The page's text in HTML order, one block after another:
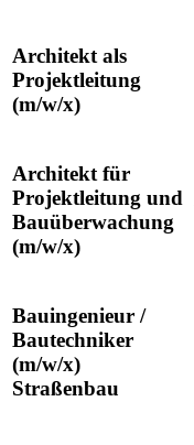
Architekt als
Projektleitung
(m/w/x)
Architekt für
Projektleitung und
Bauüberwachung
(m/w/x)
Bauingenieur /
Bautechniker
(m/w/x)
Straßenbau